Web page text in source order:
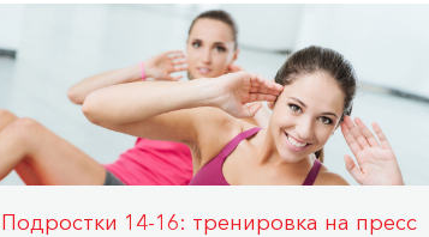
Подростки 14-16: тренировка на пресс